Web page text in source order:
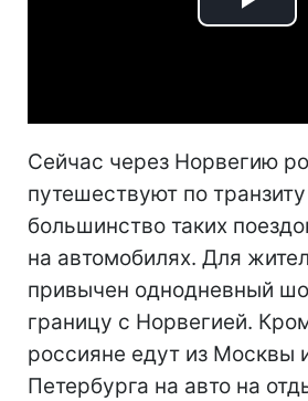
Play
Сейчас через Норвегию
путешествуют по
большинство таких
на автомобилях. Для
привычен однодневный
границу с Норвегией.
россияне едут из Москвы
Петербурга на авто на